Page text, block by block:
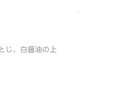
じ、白醤油の上